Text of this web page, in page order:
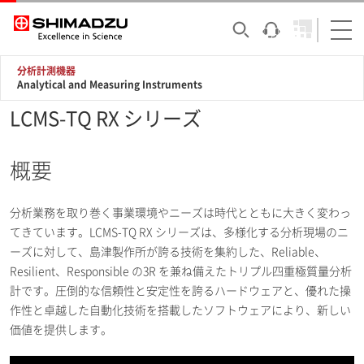
分析計測機器
Analytical and Measuring Instruments
LCMS-TQ RX シリーズ
概要
分析業務を取り巻く事業環境やニーズは時代とともに大きく変わっ
てきています。LCMS-TQ RX シリーズは、多様化する分析現場のニ
ーズに対して、島津製作所が誇る技術を集約した、Reliable、
Resilient、Responsible の3R を兼ね備えたトリプル四重極質量分析
計です。圧倒的な信頼性と安定性を誇るハードウェアと、優れた操
作性と卓越した自動化技術を搭載したソフトウェアにより、新しい
価値を提供します。